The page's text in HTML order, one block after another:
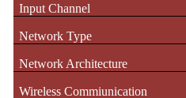
Input Channel
Network Type
Network Architecture
Wireless Commiunication